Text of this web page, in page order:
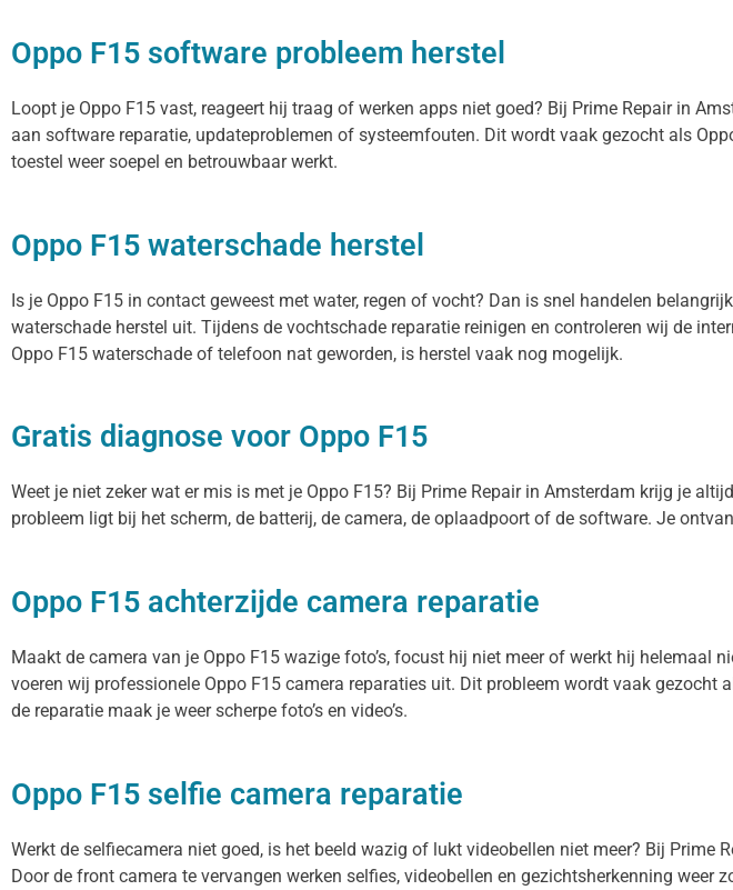
Oppo F15 software probleem herstel
Loopt je Oppo F15 vast, reageert hij traag of werken apps niet goed? Bij Prime Repair in
aan software reparatie, updateproblemen of systeemfouten. Dit wordt vaak gezocht als
toestel weer soepel en betrouwbaar werkt.
Oppo F15 waterschade herstel
Is je Oppo F15 in contact geweest met water, regen of vocht? Dan is snel handelen
waterschade herstel uit. Tijdens de vochtschade reparatie reinigen en controleren wij de
Oppo F15 waterschade of telefoon nat geworden, is herstel vaak nog mogelijk.
Gratis diagnose voor Oppo F15
Weet je niet zeker wat er mis is met je Oppo F15? Bij Prime Repair in Amsterdam krijg je
probleem ligt bij het scherm, de batterij, de camera, de oplaadpoort of de software. Je
Oppo F15 achterzijde camera reparatie
Maakt de camera van je Oppo F15 wazige foto’s, focust hij niet meer of werkt hij helemaal
voeren wij professionele Oppo F15 camera reparaties uit. Dit probleem wordt vaak gezocht
de reparatie maak je weer scherpe foto’s en video’s.
Oppo F15 selfie camera reparatie
Werkt de selfiecamera niet goed, is het beeld wazig of lukt videobellen niet meer? Bij Prime
Door de front camera te vervangen werken selfies, videobellen en gezichtsherkenning